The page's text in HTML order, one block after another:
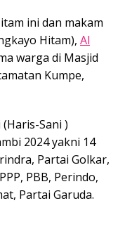
ini dan makam
Hitam), Al
warga di Masjid
Kumpe,
Sani )
2024 yakni 14
Partai Golkar,
PBB, Perindo,
Partai Garuda.